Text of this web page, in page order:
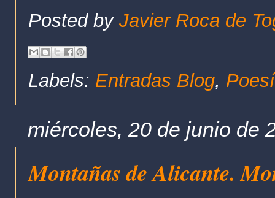
Posted by Javier Roca de
Labels: Entradas Blog,
miércoles, 20 de junio de
Montañas de Alicante.